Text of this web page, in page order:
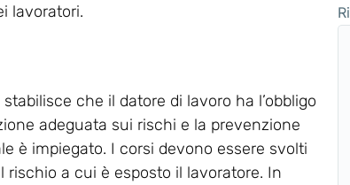
lavoratori.
stabilisce che il datore di lavoro ha l’obbligo
adeguata sui rischi e la prevenzione
è impiegato. I corsi devono essere svolti
rischio a cui è esposto il lavoratore. In